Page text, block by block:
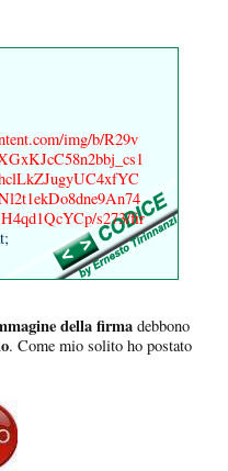
img/b/R29v
s273/fir
della firma debbono
. Come mio solito ho postato